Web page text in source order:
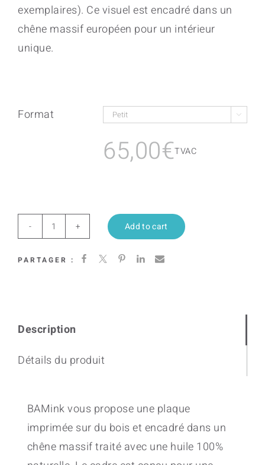
exemplaires). Ce visuel est encadré dans un
chêne massif européen pour un intérieur
unique.
Format 
65,00€TVAC
Heating
Purple
Add to cart
PARTAGER :
Description
Détails du produit
BAMink vous propose une plaque
imprimée sur du bois et encadré dans un
chêne massif traité avec une huile 100%